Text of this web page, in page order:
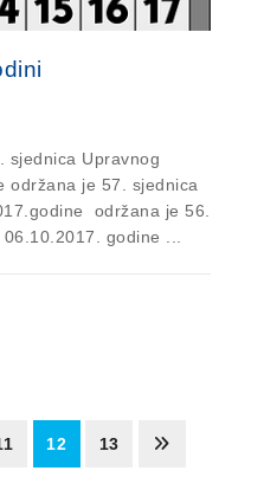
sjednica Upravnog
je 57. sjednica
održana je 56.
godine ...
12 13